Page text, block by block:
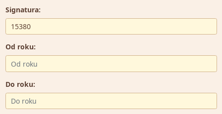
Signatura:
Od roku:
Do roku: